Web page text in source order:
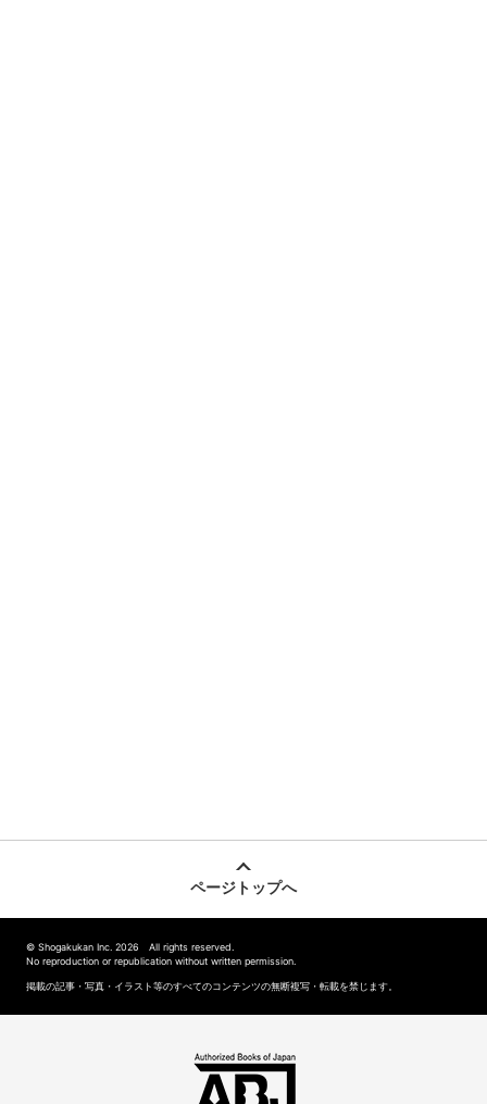
ページトップへ
© Shogakukan Inc. 2026 All rights reserved.
No reproduction or republication without written permission.
掲載の記事・写真・イラスト等のすべてのコンテンツの無断複写・転載を禁じます。